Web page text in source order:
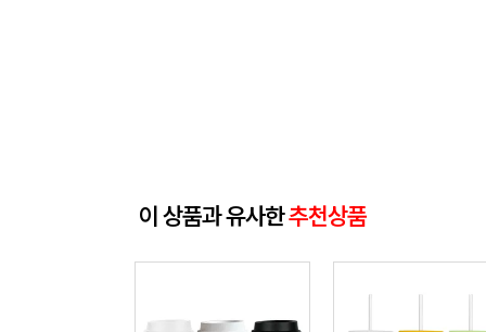
이 상품과 유사한추천상품